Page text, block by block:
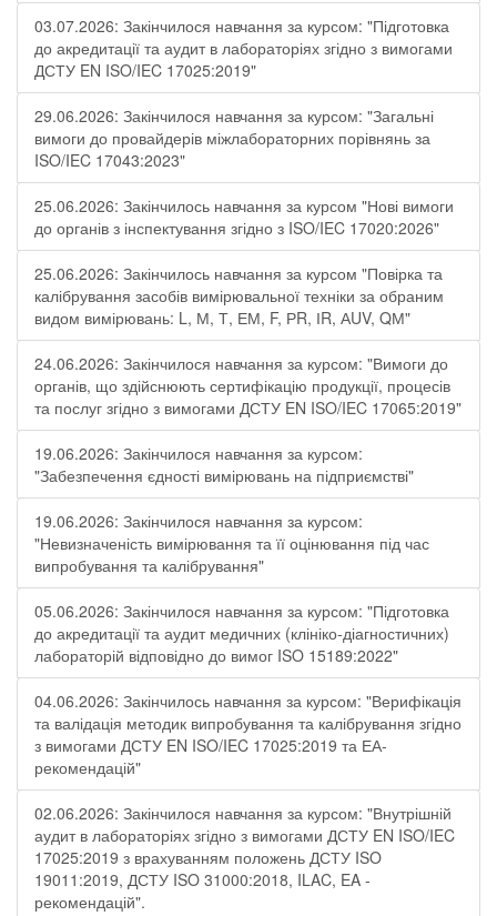
03.07.2026: Закінчилося навчання за курсом: "Підготовка
до акредитації та аудит в лабораторіях згідно з вимогами
ДСТУ EN ISO/IEC 17025:2019"
29.06.2026: Закінчилося навчання за курсом: "Загальні
вимоги до провайдерів міжлабораторних порівнянь за
ISO/IEC 17043:2023"
25.06.2026: Закінчилось навчання за курсом "Нові вимоги
до органів з інспектування згідно з ISO/IEC 17020:2026"
25.06.2026: Закінчилось навчання за курсом "Повірка та
калібрування засобів вимірювальної техніки за обраним
видом вимірювань: L, М, Т, ЕМ, F, РR, ІR, АUV, QМ"
24.06.2026: Закінчилося навчання за курсом: "Вимоги до
органів, що здійснюють сертифікацію продукції, процесів
та послуг згідно з вимогами ДСТУ EN ISO/IEC 17065:2019"
19.06.2026: Закінчилося навчання за курсом:
"Забезпечення єдності вимірювань на підприємстві"
19.06.2026: Закінчилося навчання за курсом:
"Невизначеність вимірювання та її оцінювання під час
випробування та калібрування"
05.06.2026: Закінчилося навчання за курсом: "Підготовка
до акредитації та аудит медичних (клініко-діагностичних)
лабораторій відповідно до вимог ISO 15189:2022"
04.06.2026: Закінчилось навчання за курсом: "Верифікація
та валідація методик випробування та калібрування згідно
з вимогами ДСТУ EN ISO/IEC 17025:2019 та ЕА-
рекомендацій"
02.06.2026: Закінчилося навчання за курсом: "Внутрішній
аудит в лабораторіях згідно з вимогами ДСТУ EN ISO/IEC
17025:2019 з врахуванням положень ДСТУ ISO
19011:2019, ДСТУ ISO 31000:2018, ILAC, EA -
рекомендацій".